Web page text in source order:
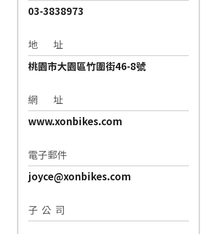
03-3838973
地 址
桃園市大園區竹圍街46-8號
網 址
www.xonbikes.com
電子郵件
joyce@xonbikes.com
子 公 司